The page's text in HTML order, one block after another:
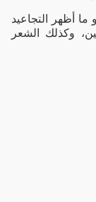
أظهر التجاعيد
وكذلك الشعر